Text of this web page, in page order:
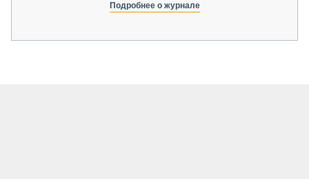
Подробнее о журнале